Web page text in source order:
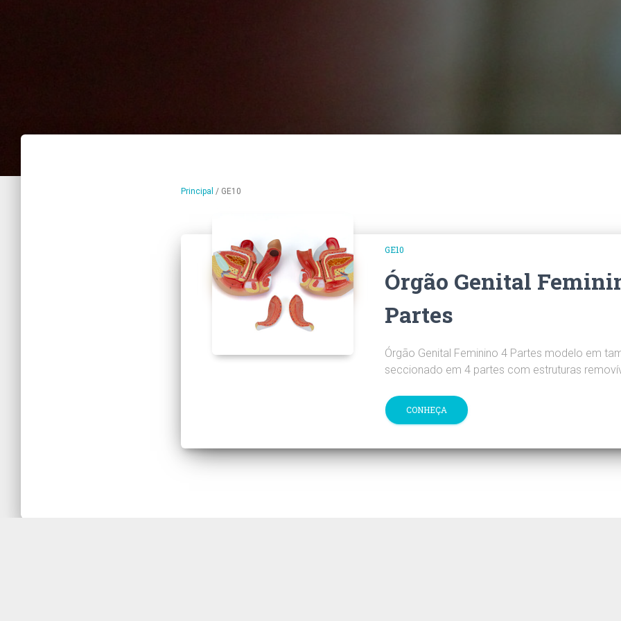
Principal / GE10
GE10
Órgão Genital
Partes
Órgão Genital Feminino 4 Partes modelo em
seccionado em 4 partes com estruturas
CONHEÇA